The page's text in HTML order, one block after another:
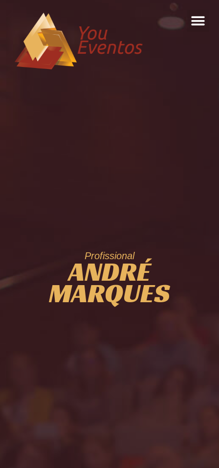
Profissional
ANDRÉ
MARQUES